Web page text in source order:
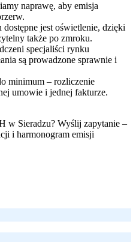
naprawę, aby emisja
jest oświetlenie, dzięki
także po zmroku.
specjaliści rynku
są prowadzone sprawnie i
minimum – rozliczenie
umowie i jednej fakturze.
w Sieradzu? Wyślij zapytanie –
i harmonogram emisji